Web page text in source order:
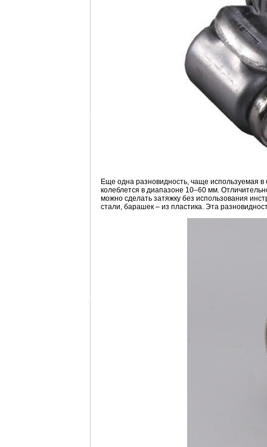
Еще одна разновидность, чаще используемая
колеблется в диапазоне 10–60 мм.
можно сделать затяжку без использования
стали, барашек – из пластика. Эта